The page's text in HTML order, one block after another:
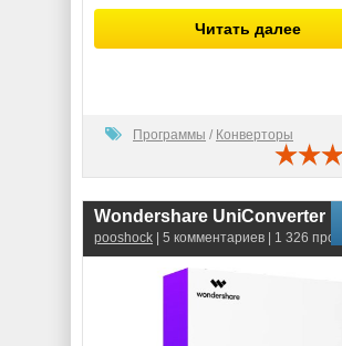
Читать далее
Программы / Конверторы
pooshock | 5 комментариев | 1 326